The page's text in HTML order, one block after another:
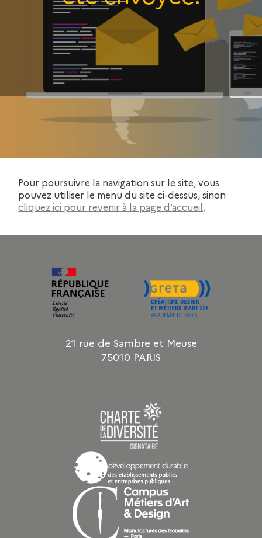
Pour poursuivre la navigation sur le site, vous
pouvez utiliser le menu du site ci-dessus, sinon
cliquez ici pour revenir à la page d’accueil.
21 rue de Sambre et Meuse
75010 PARIS